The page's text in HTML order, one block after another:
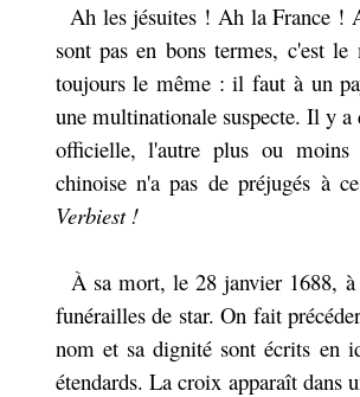
Ah les jésuites ! Ah la France !
sont pas en bons termes, c'est
toujours le même : il faut à un
une multinationale suspecte. Il y
officielle, l'autre plus ou moins
chinoise n'a pas de préjugés à
Verbiest !
À sa mort, le 28 janvier 1688,
funérailles de star. On fait
nom et sa dignité sont écrits en
étendards. La croix apparaît dans